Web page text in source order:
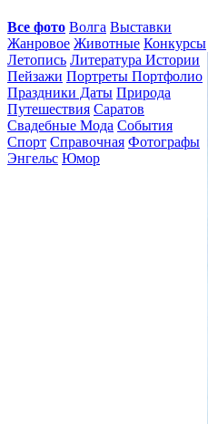
Все фото Волга Выставки
Жанровое Животные Конкурсы
Летопись Литература Истории
Пейзажи Портреты Портфолио
Праздники Даты Природа
Путешествия Саратов
Свадебные Мода События
Спорт Справочная Фотографы
Энгельс Юмор